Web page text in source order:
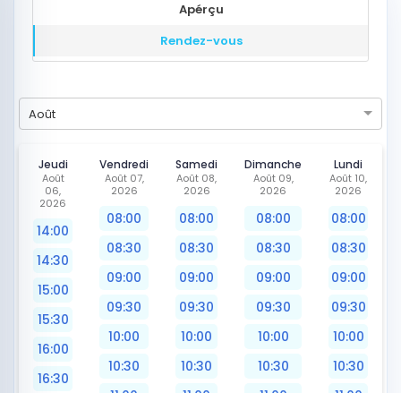
Apérçu
Rendez-vous
Août
Jeudi
Août
06,
2026
14:00
14:30
15:00
15:30
16:00
16:30
Vendredi
Août 07,
2026
08:00
08:30
09:00
09:30
10:00
10:30
Samedi
Août 08,
2026
08:00
08:30
09:00
09:30
10:00
10:30
Dimanche
Août 09,
2026
08:00
08:30
09:00
09:30
10:00
10:30
Lundi
Août 10,
2026
08:00
08:30
09:00
09:30
10:00
10:30